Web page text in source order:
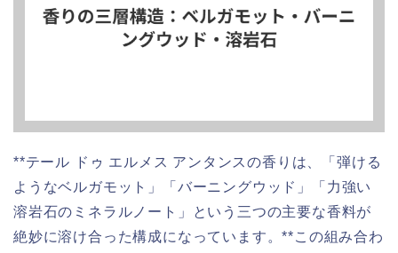
**テール ドゥ エルメス アンタンスの香りは、「弾ける
ようなベルガモット」「バーニングウッド」「力強い
溶岩石のミネラルノート」という三つの主要な香料が
絶妙に溶け合った構成になっています。**この組み合わ